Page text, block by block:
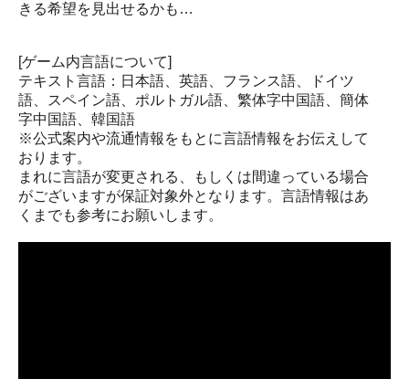
きる希望を見出せるかも…
[ゲーム内言語について]
テキスト言語：日本語、英語、フランス語、ドイツ
語、スペイン語、ポルトガル語、繁体字中国語、簡体
字中国語、韓国語
※公式案内や流通情報をもとに言語情報をお伝えして
おります。
まれに言語が変更される、もしくは間違っている場合
がございますが保証対象外となります。言語情報はあ
くまでも参考にお願いします。